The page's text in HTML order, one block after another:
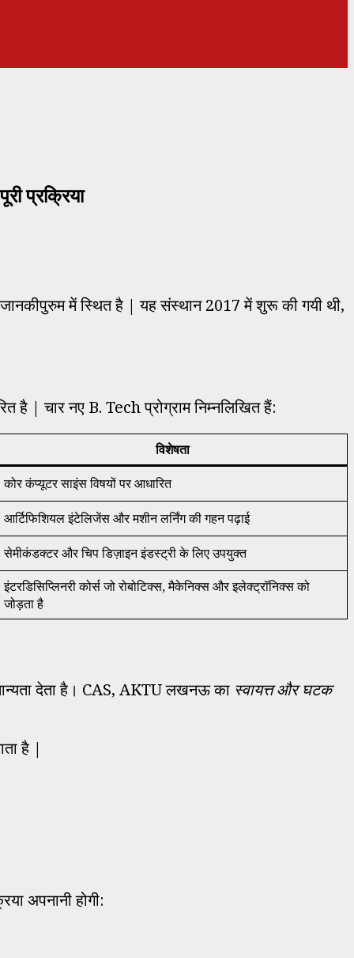
प्रक्रिया
में स्थित है | यह संस्थान 2017 में शुरू की गयी थी,
है | चार नए B. Tech प्रोग्राम निम्नलिखित हैं:
विशेषता
कोर कंप्यूटर साइंस विषयों पर आधारित
आर्टिफिशियल इंटेलिजेंस और मशीन लर्निंग की गहन पढ़ाई
सेमीकंडक्टर और चिप डिज़ाइन इंडस्ट्री के लिए उपयुक्त
इंटरडिसिप्लिनरी कोर्स जो रोबोटिक्स, मैकेनिक्स और इलेक्ट्रॉनिक्स को
जोड़ता है
देता है। CAS, AKTU लखनऊ का स्वायत्त और घटक
है |
अपनानी होगी: